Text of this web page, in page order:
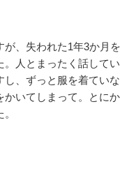
が、失われた1年3か月を
人とまったく話してい
し、ずっと服を着ていな
かいてしまって。とにか